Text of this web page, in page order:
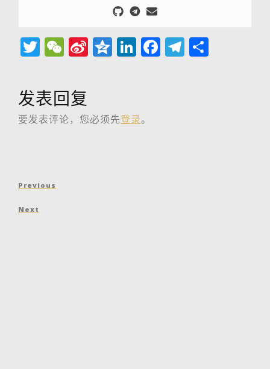
Twitter
WeChat
Sina
Weibo
Qzone
LinkedIn
Facebook
发表回复
要发表评论，您必须先登录。
文
章
Previous
Previous
Next
Next